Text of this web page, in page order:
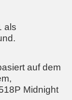
als
auf dem
Midnight